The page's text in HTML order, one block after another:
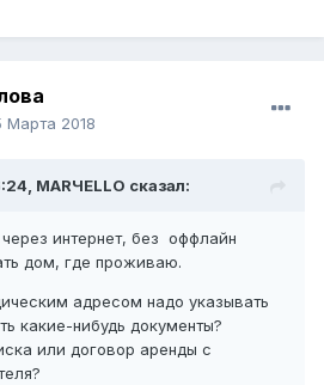
Марта 2018
MARЧELLO сказал:
интернет, без оффлайн
дом, где проживаю.
адресом надо указывать
какие-нибудь документы?
или договор аренды с